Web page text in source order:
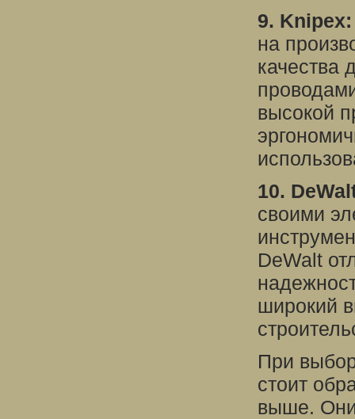
9. Knipex:
на
качества
высокой
10.
своими
DeWalt
широкий
При
стоит
выше.